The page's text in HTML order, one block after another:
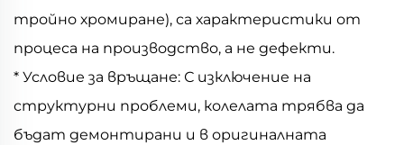
тройно хромиране), са характеристики от
процеса на производство, а не дефекти.
* Условие за връщане: С изключение на
структурни проблеми, колелата трябва да
бъдат демонтирани и в оригиналната